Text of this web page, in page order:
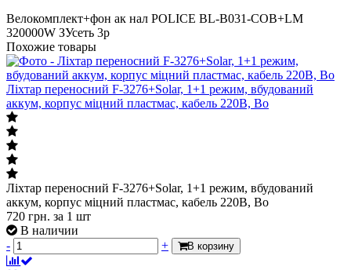
Велокомплект+фон ак нал POLICE BL-B031-COB+LM
320000W ЗУсеть 3р
Похожие товары
Ліхтар переносний F-3276+Solar, 1+1 режим, вбудований
аккум, корпус міцний пластмас, кабель 220В, Bo
Ліхтар переносний F-3276+Solar, 1+1 режим, вбудований
аккум, корпус міцний пластмас, кабель 220В, Bo
720 грн. за 1 шт
В наличии
-
+ В корзину